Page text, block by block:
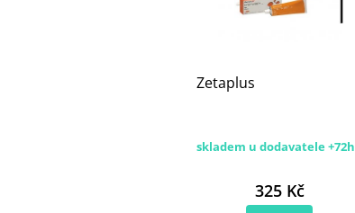
Zetaplus
skladem u dodavatele +72h
325 Kč